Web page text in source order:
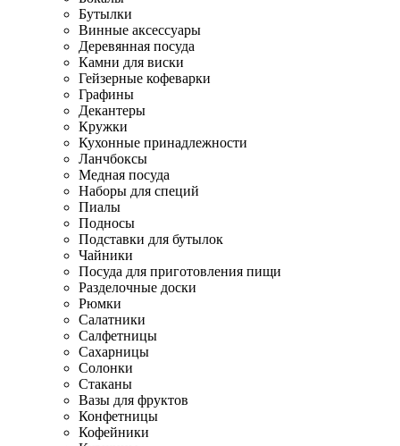
Бутылки
Винные аксессуары
Деревянная посуда
Камни для виски
Гейзерные кофеварки
Графины
Декантеры
Кружки
Кухонные принадлежности
Ланчбоксы
Медная посуда
Наборы для специй
Пиалы
Подносы
Подставки для бутылок
Чайники
Посуда для приготовления пищи
Разделочные доски
Рюмки
Салатники
Салфетницы
Сахарницы
Солонки
Стаканы
Вазы для фруктов
Конфетницы
Кофейники